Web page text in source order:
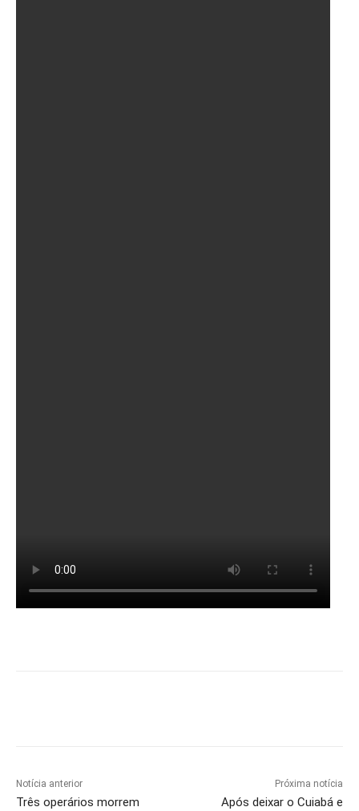
Notícia anterior
Três operários morrem
Próxima notícia
Após deixar o Cuiabá e